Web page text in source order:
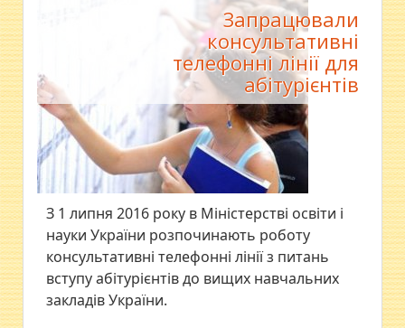
Запрацювали
консультативні
телефонні лінії для
абітурієнтів
З 1 липня 2016 року в Міністерстві освіти і
науки України розпочинають роботу
консультативні телефонні лінії з питань
вступу абітурієнтів до вищих навчальних
закладів України.